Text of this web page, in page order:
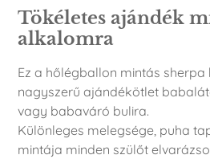
Tökéletes ajándék
alkalomra
Ez a hőlégballon mintás
nagyszerű ajándékötlet
vagy babaváró bulira.
Különleges melegsége, puha
mintája minden szülőt